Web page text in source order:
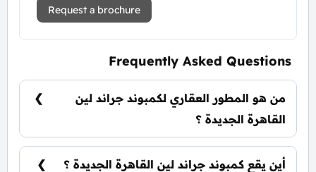
Request a brochure
Frequently Asked Questions
من هو المطور العقاري لكمبوند جراند لين
القاهرة الجديدة ؟
شركة التعمير والإسكان HDP Housing and
Development Properties.
أين يقع كمبوند جراند لين القاهرة الجديدة ؟